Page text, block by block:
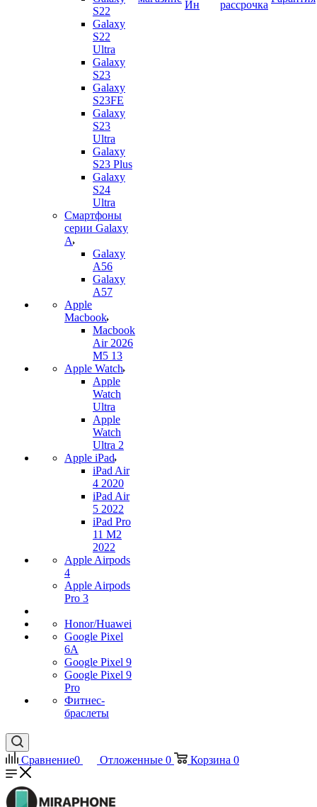
S22
Galaxy
S22
Ultra
Galaxy
S23
Galaxy
S23FE
Galaxy
S23
Ultra
Galaxy
S23 Plus
Galaxy
S24
Ultra
Смартфоны
серии Galaxy
A
Galaxy
A56
Galaxy
A57
Apple
Macbook
Macbook
Air 2026
M5 13
Apple Watch
Apple
Watch
Ultra
Apple
Watch
Ultra 2
Apple iPad
iPad Air
4 2020
iPad Air
5 2022
iPad Pro
11 M2
2022
Apple Airpods
4
Apple Airpods
Pro 3
Honor/Huawei
Google Pixel
6A
Google Pixel 9
Google Pixel 9
Pro
Фитнес-
браслеты
Ин
рассрочка
Сравнение0 Отложенные 0 Корзина 0